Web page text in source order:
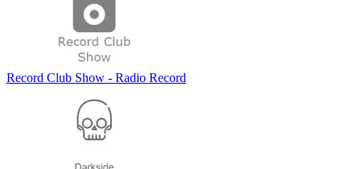
Record Club Show - Radio Record